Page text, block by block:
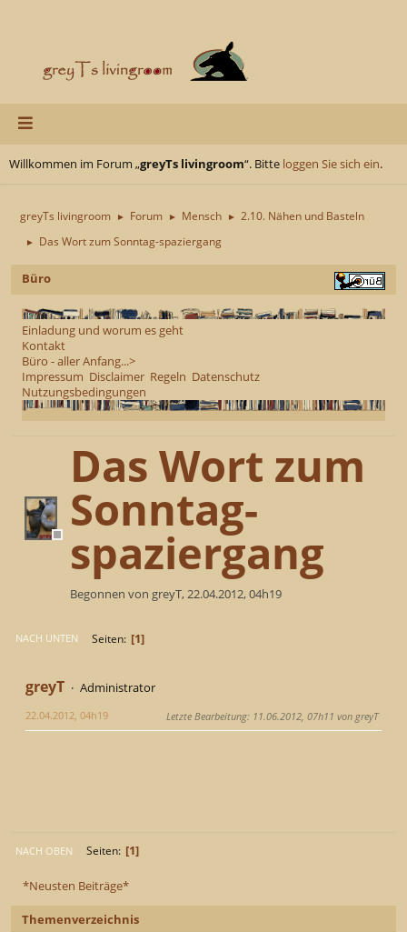
Willkommen im Forum „greyTs livingroom“. Bitte loggen Sie sich ein.
greyTs livingroom ► Forum ► Mensch ► 2.10. Nähen und Basteln
► Das Wort zum Sonntag-spaziergang
Büro
Einladung und worum es geht
Kontakt
Büro - aller Anfang...>
Impressum Disclaimer Regeln Datenschutz
Nutzungsbedingungen
*Neusten Beiträge*
Themenverzeichnis
Das Wort zum
Sonntag-
spaziergang
Begonnen von greyT, 22.04.2012, 04h19
NACH UNTEN Seiten 1
greyT Administrator
22.04.2012, 04h19 Letzte Bearbeitung: 11.06.2012, 07h11 von greyT
NACH OBEN Seiten 1